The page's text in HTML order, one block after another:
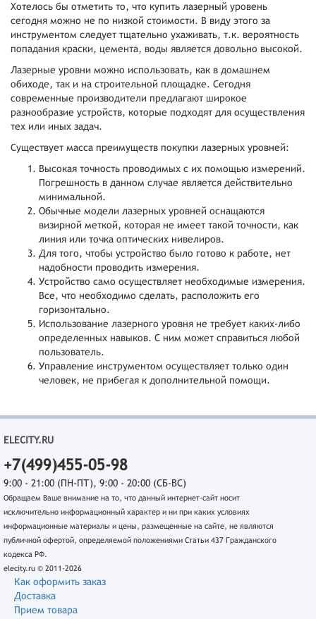
Хотелось бы отметить то, что купить лазерный уровень
сегодня можно не по низкой стоимости. В виду этого за
инструментом следует тщательно ухаживать, т.к. вероятность
попадания краски, цемента, воды является довольно высокой.
Лазерные уровни можно использовать, как в домашнем
обиходе, так и на строительной площадке. Сегодня
современные производители предлагают широкое
разнообразие устройств, которые подходят для осуществления
тех или иных задач.
Существует масса преимуществ покупки лазерных уровней:
Высокая точность проводимых с их помощью измерений.
Погрешность в данном случае является действительно
минимальной.
Обычные модели лазерных уровней оснащаются
визирной меткой, которая не имеет такой точности, как
линия или точка оптических нивелиров.
Для того, чтобы устройство было готово к работе, нет
надобности проводить измерения.
Устройство само осуществляет необходимые измерения.
Все, что необходимо сделать, расположить его
горизонтально.
Использование лазерного уровня не требует каких-либо
определенных навыков. С ним может справиться любой
пользователь.
Управление инструментом осуществляет только один
человек, не прибегая к дополнительной помощи.
ELECITY.RU
+7(499)455-05-98
9:00 - 21:00 (ПН-ПТ), 9:00 - 20:00 (СБ-ВС)
Обращаем Ваше внимание на то, что данный интернет-сайт носит
исключительно информационный характер и ни при каких условиях
информационные материалы и цены, размещенные на сайте, не являются
публичной офертой, определяемой положениями Статьи 437 Гражданского
кодекса РФ.
elecity.ru © 2011-2026
Как оформить заказ
Доставка
Прием товара